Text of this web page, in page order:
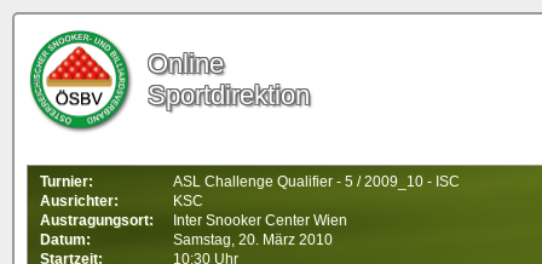
Online
Sportdirektion
Turnier:
ASL Challenge Qualifier - 5 / 2009_10 - ISC
Ausrichter:
KSC
Austragungsort:
Inter Snooker Center Wien
Datum:
Samstag, 20. März 2010
Startzeit:
10:30 Uhr